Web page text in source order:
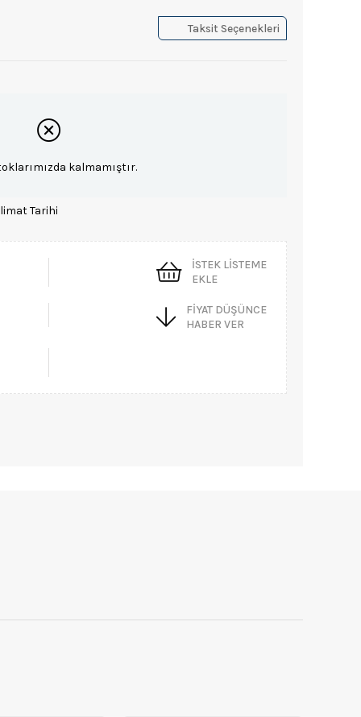
Taksit Seçenekleri
kalmamıştır.
Tarihi
İSTEK LISTEME
EKLE
FIYAT DÜŞÜNCE
HABER VER